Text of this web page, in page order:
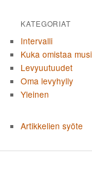
KATEGORIAT
Intervalli
Kuka omistaa
Levyuutuudet
Oma levyhylly
Yleinen
Artikkelien syöte